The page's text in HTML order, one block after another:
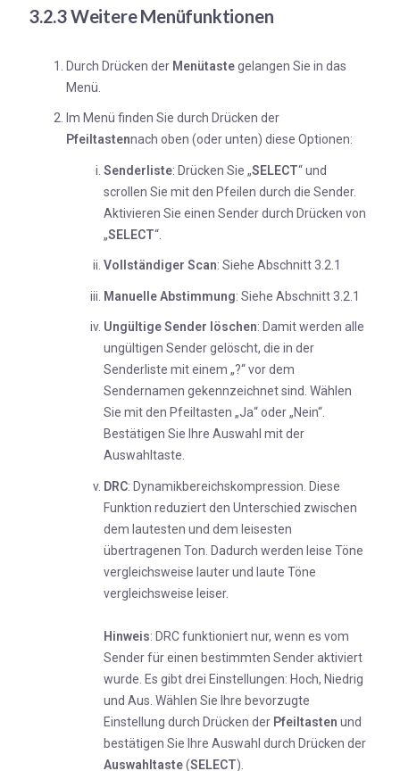
3.2.3 Weitere Menüfunktionen
Durch Drücken der Menütastegelangen Sie in das
Menü.
Im Menü finden Sie durch Drücken der
Pfeiltastennach oben (oder unten) diese Optionen:
Senderliste: Drücken Sie „SELECT“ und
scrollen Sie mit den Pfeilen durch die Sender.
Aktivieren Sie einen Sender durch Drücken von
„SELECT“.
Vollständiger Scan: Siehe Abschnitt 3.2.1
Manuelle Abstimmung: Siehe Abschnitt 3.2.1
Ungültige Sender löschen: Damit werden alle
ungültigen Sender gelöscht, die in der
Senderliste mit einem „?“ vor dem
Sendernamen gekennzeichnet sind. Wählen
Sie mit den Pfeiltasten „Ja“ oder „Nein“.
Bestätigen Sie Ihre Auswahl mit der
Auswahltaste.
DRC: Dynamikbereichskompression. Diese
Funktion reduziert den Unterschied zwischen
dem lautesten und dem leisesten
übertragenen Ton. Dadurch werden leise Töne
vergleichsweise lauter und laute Töne
vergleichsweise leiser.
Hinweis: DRC funktioniert nur, wenn es vom
Sender für einen bestimmten Sender aktiviert
wurde. Es gibt drei Einstellungen: Hoch, Niedrig
und Aus. Wählen Sie Ihre bevorzugte
Einstellung durch Drücken der Pfeiltasten und
bestätigen Sie Ihre Auswahl durch Drücken der
Auswahltaste(SELECT).